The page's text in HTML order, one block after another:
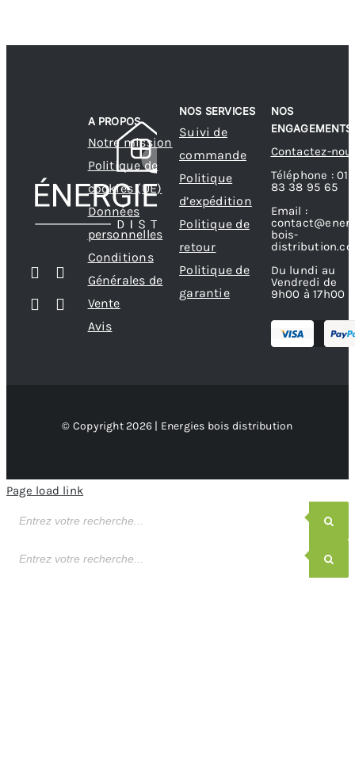
A PROPOS
Notre mission
Politique de
cookies (UE)
Données
personnelles
Conditions
Générales de
Vente
Avis
NOS SERVICES
Suivi de
commande
Politique
d’expédition
Politique de
retour
Politique de
garantie
NOS
ENGAGEMENTS
Contactez-
Téléphone : 01
83 38 95 65
Email :
bois-
Du lundi au
Vendredi de
9h00 à 17h00
© Copyright 2026 | Energies bois distribution
Page load link
de
de